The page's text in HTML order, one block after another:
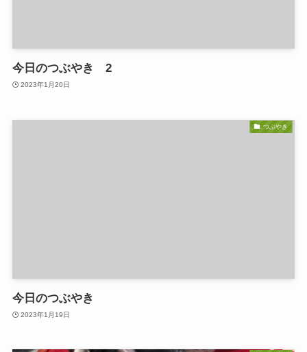
今日のつぶやき 2
2023年1月20日
つぶやき
今日のつぶやき
2023年1月19日